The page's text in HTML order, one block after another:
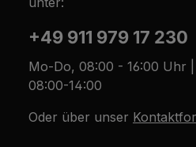
+49 911 979 17 230
Mo-Do, 08:00 - 16:00 Uhr |
08:00-14:00
Oder über unser